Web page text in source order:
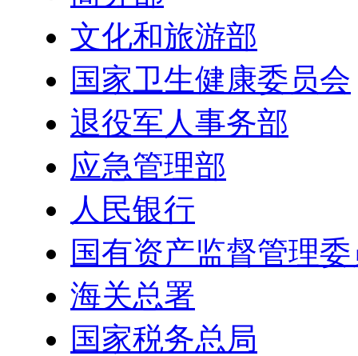
文化和旅游部
国家卫生健康委员会
退役军人事务部
应急管理部
人民银行
国有资产监督管理
海关总署
国家税务总局